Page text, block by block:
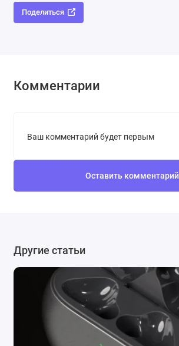
Поделиться
Комментарии
Ваш комментарий будет первым
Оставить комментарий
Другие статьи